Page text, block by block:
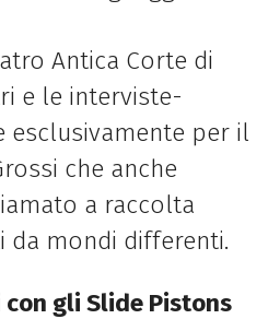
Antica Corte di
e le interviste-
esclusivamente per il
che anche
a raccolta
da mondi differenti.
gli Slide Pistons